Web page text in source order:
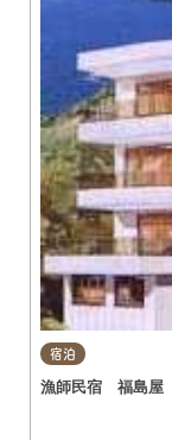
宿泊
漁師民宿 福島屋